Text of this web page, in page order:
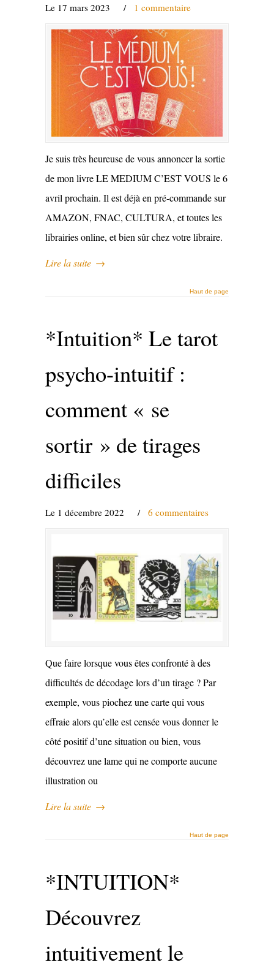
Le 17 mars 2023 / 1 commentaire
Je suis très heureuse de vous annoncer la sortie
de mon livre LE MEDIUM C’EST VOUS le 6
avril prochain. Il est déjà en pré-commande sur
AMAZON, FNAC, CULTURA, et toutes les
librairies online, et bien sûr chez votre libraire.
Lire la suite →
Haut de page
*Intuition* Le tarot
psycho-intuitif :
comment « se
sortir » de tirages
difficiles
Le 1 décembre 2022 / 6 commentaires
Que faire lorsque vous êtes confronté à des
difficultés de décodage lors d’un tirage ? Par
exemple, vous piochez une carte qui vous
effraie alors qu’elle est censée vous donner le
côté positif d’une situation ou bien, vous
découvrez une lame qui ne comporte aucune
illustration ou
Lire la suite →
Haut de page
*INTUITION*
Découvrez
intuitivement le